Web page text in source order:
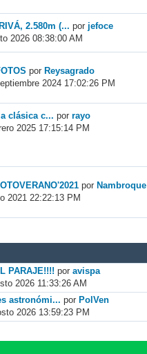
2.580m (... por jefoce
2026 08:38:00 AM
por Reysagrado
2024 17:02:26 PM
clásica c... porrayo
2025 17:15:14 PM
por Nambroque
2021 22:22:13 PM
PARAJE!!!! poravispa
2026 11:33:26 AM
astronómi... por PolVen
2026 13:59:23 PM